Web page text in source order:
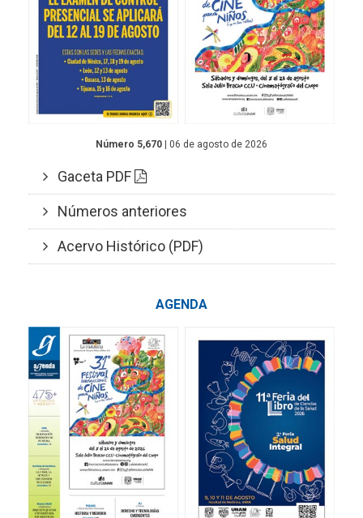
Número 5,670 | 06 de agosto de 2026
Gaceta PDF
Números anteriores
Acervo Histórico (PDF)
AGENDA